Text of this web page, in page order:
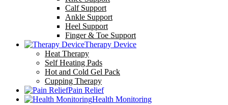
Calf Support
Ankle Support
Heel Support
Finger & Toe Support
Therapy Device
Heat Therapy
Self Heating Pads
Hot and Cold Gel Pack
Cupping Therapy
Pain Relief
Health Monitoring